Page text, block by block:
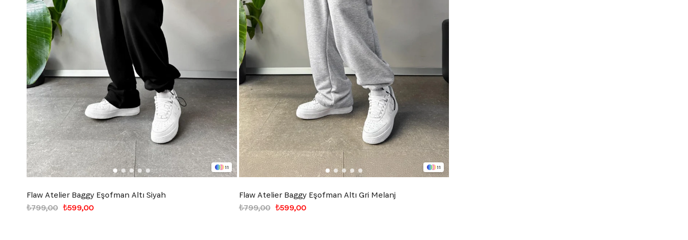
11
Flaw Atelier Baggy Eşofman Altı Siyah
₺599,00
₺799,00
11
Flaw Atelier Baggy Eşofman Altı Gri Melanj
₺599,00
₺799,00